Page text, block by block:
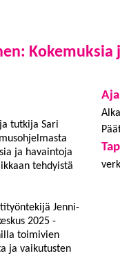
tutkija Sari
ja havaintoja
tehdyistä
Jenni-
2025 -
toimivien
ja vaikutusten